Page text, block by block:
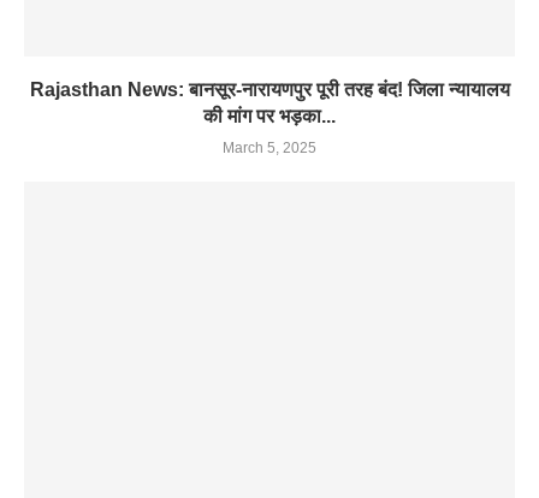
Rajasthan News: बानसूर-नारायणपुर पूरी तरह बंद! जिला न्यायालय
की मांग पर भड़का...
March 5, 2025